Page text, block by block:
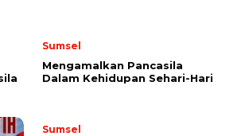
Sumsel
Mengamalkan Pancasila
Dalam Kehidupan Sehari-Hari
Sumsel